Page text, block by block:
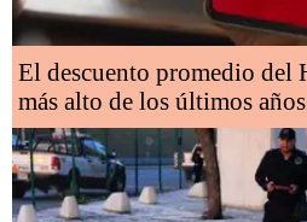
El descuento promedio del
más alto de los últimos años